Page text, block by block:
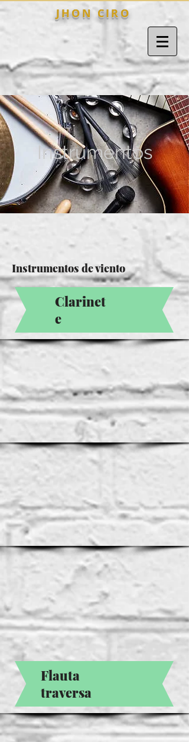
J H O N C I R O
Instrumentos
Instrumentos de viento
Clarinet
e
Flauta
traversa